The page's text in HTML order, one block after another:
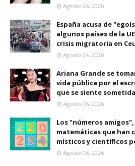
Agosto 06, 2026
España acusa de
algunos países de la
crisis migratoria en
Agosto 04, 2026
Ariana Grande se
vida pública por el
que se siente sometida
Agosto 06, 2026
Los "números
matemáticas que han
místicos y científicos
Agosto 06, 2026